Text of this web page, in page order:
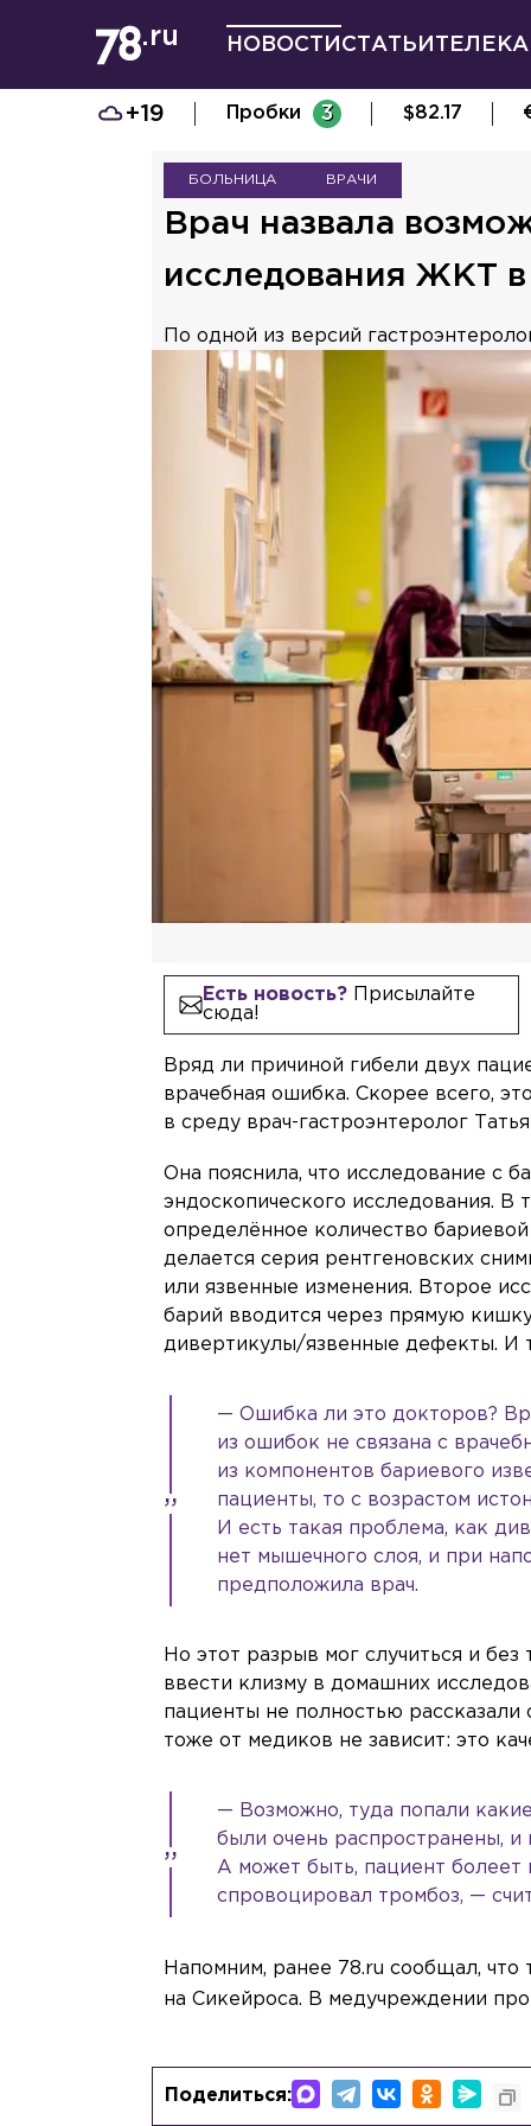
НОВОСТИ СТАТЬИ
+19 Пробки 3 $82.17
БОЛЬНИЦА ВРАЧИ
Врач назвала
исследования ЖКТ в
По одной из версий
Есть новость?Присылайте
сюда!
Вряд ли причиной гибели двух
врачебная ошибка. Скорее всего,
в среду врач-гастроэнтеролог
Она пояснила, что исследование с
эндоскопического исследования. В
определённое количество
делается серия рентгеновских
или язвенные изменения. Второе
барий вводится через прямую
дивертикулы/язвенные дефекты. И
— Ошибка ли это докторов?
из ошибок не связана с
из компонентов бариевого
пациенты, то с возрастом
И есть такая проблема, как
нет мышечного слоя, и при
предположила врач.
Но этот разрыв мог случиться и
ввести клизму в домашних
пациенты не полностью
тоже от медиков не зависит: это
— Возможно, туда попали
были очень распространены, и
А может быть, пациент
спровоцировал тромбоз, —
Напомним, ранее 78.ru сообщал, что
на Сикейроса. В медучреждении
Поделиться: